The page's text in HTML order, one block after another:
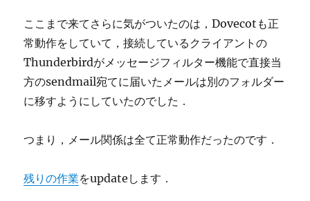
ここまで来てさらに気がついたのは，Dovecotも正
常動作をしていて，接続しているクライアントの
Thunderbirdがメッセージフィルター機能で直接当
方のsendmail宛てに届いたメールは別のフォルダー
に移すようにしていたのでした．
つまり，メール関係は全て正常動作だったのです．
残りの作業をupdateします．